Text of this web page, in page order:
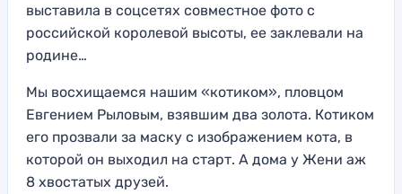
выставила в соцсетях совместное фото с
российской королевой высоты, ее заклевали на
родине…
Мы восхищаемся нашим «котиком», пловцом
Евгением Рыловым, взявшим два золота. Котиком
его прозвали за маску с изображением кота, в
которой он выходил на старт. А дома у Жени аж
8 хвостатых друзей.